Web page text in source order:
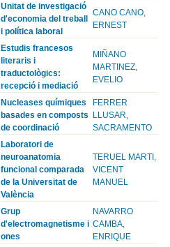
Unitat de investigació
d'economia del treball
i política laboral
CANO CANO,
ERNEST
Estudis francesos
literaris i
traductològics:
recepció i mediació
MIÑANO
MARTINEZ,
EVELIO
Nucleases químiques
basades en composts
de coordinació
FERRER
LLUSAR,
SACRAMENTO
Laboratori de
neuroanatomia
funcional comparada
de la Universitat de
València
TERUEL MARTI,
VICENT
MANUEL
Grup
d'electromagnetisme i
ones
NAVARRO
CAMBA,
ENRIQUE